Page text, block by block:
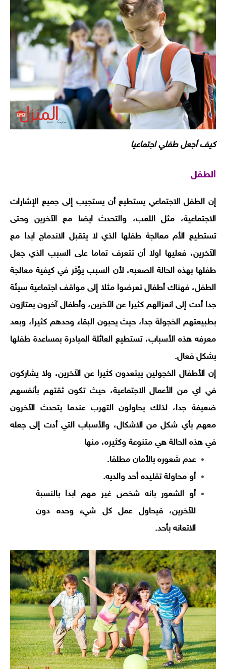
كيف أجعل طفلي اجتماعيا
الطفل
إن الطفل الاجتماعي يستطيع أن يستجيب إلى جميع الإشارات
الاجتماعية، مثل اللعب، والتحدث ايضا مع الاَخرين وحتى
تستطيع الأم معالجة طفلها الذي لا يتقبل الاندماج ابدا مع
الاَخرين، فعليها اولا أن تتعرف تماما على السبب الذي جعل
طفلها بهذه الحالة الصعبه، لأن السبب يؤثر في كيفية معالجة
الطفل، فهناك أطفال تعرضوا مثلا إلى مواقف اجتماعية سيئة
جدا أدت إلى انعزالهم كثيرا عن الاَخرين، وأطفال آخرون يمتازون
بطبيعتهم الخجولة جدا، حيث يحبون البقاء وحدهم كثيرا، وبعد
معرفه هذه الأسباب، تستطيع العائلة المبادرة بمساعدة طفلها
بشكل فعال.
إن الأطفال الخجولين يبتعدون كثيرا عن الاَخرين، ولا يشاركون
في اي من الأعمال الاجتماعية، حيث تكون ثقتهم بأنفسهم
ضعيفة جدا، لذلك يحاولون التهرب عندما يتحدث الاَخرون
معهم بأي شكل من الاشكال، والأسباب التي أدت إلى جعله
في هذه الحالة هي متنوعة وكثيره، منها
عدم شعوره بالأمان مطلقا.
أو محاولة تقليده أحد والديه.
أو الشعور بانه شخص غير مهم ابدا بالنسبة
للاَخرين، فيحاول عمل كل شيء وحده دون
الاتعانه بأحد.